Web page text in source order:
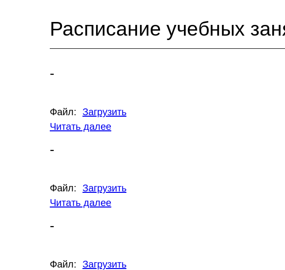
Расписание учебных
-
Файл: Загрузить
Читать далее
-
Файл: Загрузить
Читать далее
-
Файл: Загрузить